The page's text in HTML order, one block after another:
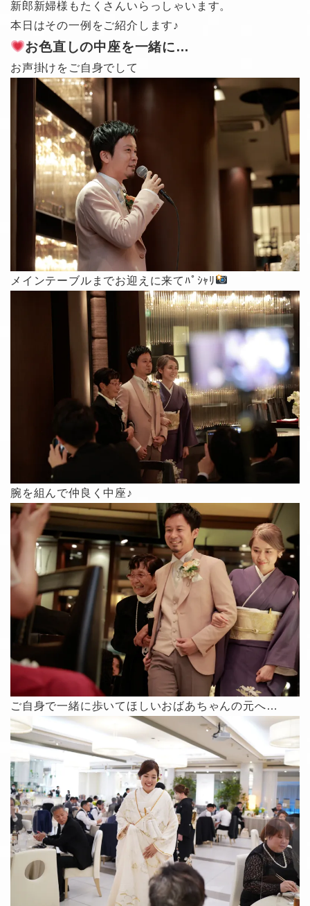
新郎新婦様もたくさんいらっしゃいます。
本日はその一例をご紹介します♪
お色直しの中座を一緒に…
お声掛けをご自身でして
メインテーブルまでお迎えに来てﾊﾟｼｬﾘ
腕を組んで仲良く中座♪
ご自身で一緒に歩いてほしいおばあちゃんの元へ…